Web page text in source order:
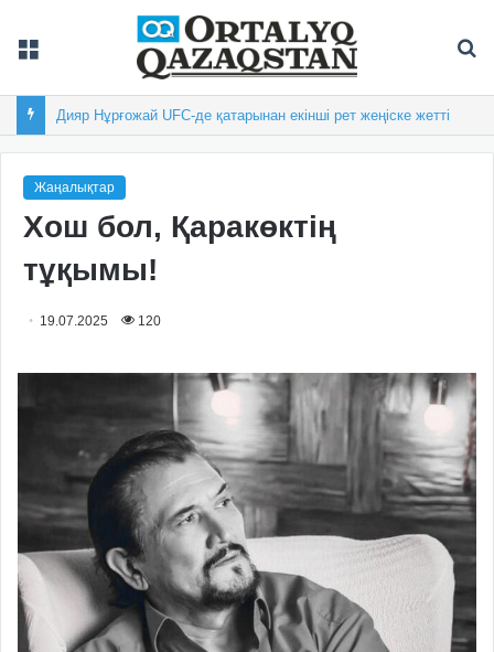
Дияр Нұрғожай UFC-де қатарынан екінші рет жеңіске жетті
Жаңалықтар
Хош бол, Қаракөктің
тұқымы!
19.07.2025 120